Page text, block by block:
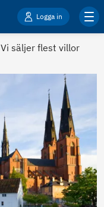
Logga in
Vi säljer flest villor